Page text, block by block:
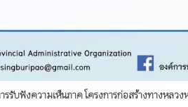
รรับฟังความเห็นภาค โครงการก่อสร้างทางหลว